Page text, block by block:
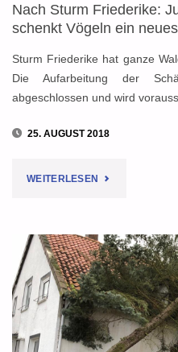
Nach Sturm Friederike:
schenkt Vögeln ein
Sturm Friederike hat ganze
Die Aufarbeitung der
abgeschlossen und wird
25. AUGUST 2018
WEITERLESEN "NACH
FRIEDERIKE:
SCHENKT
VÖGELN